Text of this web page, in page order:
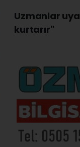
Uzmanlar
kurtarır"